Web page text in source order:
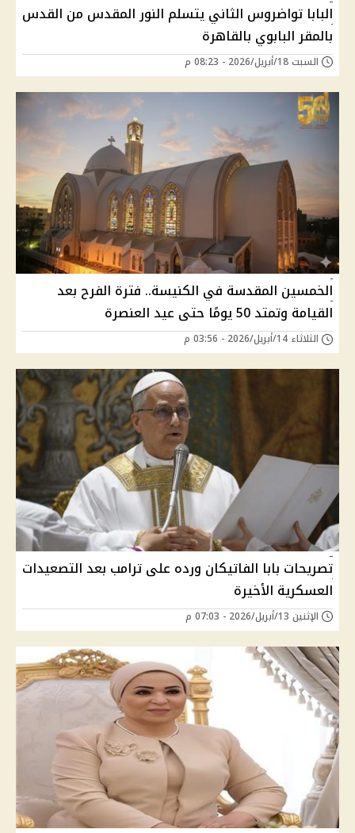
البابا تواضروس الثاني يتسلم النور المقدس من القدس
بالمقر البابوي بالقاهرة
السبت 18/أبريل/2026 - 08:23 م
الخمسين المقدسة في الكنيسة.. فترة الفرح بعد
القيامة وتمتد 50 يومًا حتى عيد العنصرة
الثلاثاء 14/أبريل/2026 - 03:56 م
تصريحات بابا الفاتيكان ورده على ترامب بعد التصعيدات
العسكرية الأخيرة
الإثنين 13/أبريل/2026 - 07:03 م